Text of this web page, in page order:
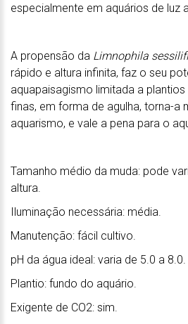
especialmente em aquários de luz
A propensão da Limnophila
rápido e altura infinita, faz o seu
aquapaisagismo limitada a
finas, em forma de agulha, torna-a
aquarismo, e vale a pena para o
Tamanho médio da muda: pode
altura.
Iluminação necessária: média.
Manutenção: fácil cultivo.
pH da água ideal: varia de 5.0 a 8.0.
Plantio: fundo do aquário.
Exigente de CO2: sim.